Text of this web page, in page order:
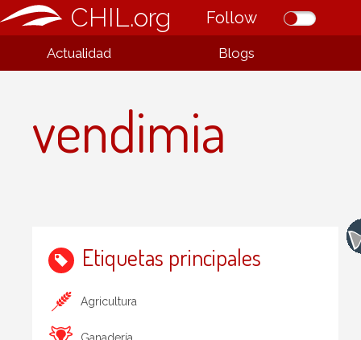
CHIL.org Follow
Actualidad Blogs
vendimia
Etiquetas principales
Agricultura